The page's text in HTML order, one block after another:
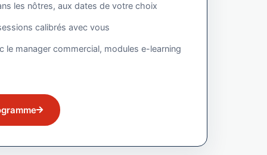
les nôtres, aux dates de votre choix
calibrés avec vous
le manager commercial, modules e-learning